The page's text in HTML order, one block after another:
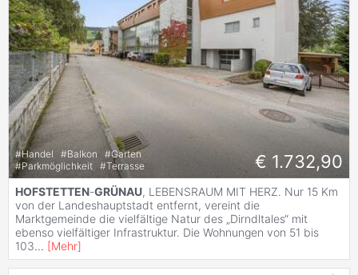
#Handel #Balkon #Garten
#Parkmöglichkeit #Terrasse € 1.732,90
HOFSTETTEN-GRÜNAU, LEBENSRAUM MIT HERZ. Nur 15 Km
von der Landeshauptstadt entfernt, vereint die
Marktgemeinde die vielfältige Natur des „Dirndltales“ mit
ebenso vielfältiger Infrastruktur. Die Wohnungen von 51 bis
103... [Mehr]